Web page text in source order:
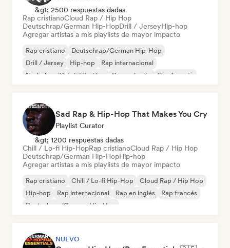
&gt; 2500 respuestas dadas
Rap cristianoCloud Rap / Hip Hop
Deutschrap/German Hip-HopDrill / JerseyHip-hop
Agregar artistas a mis playlists de mayor impacto
Rap cristiano
Deutschrap/German Hip-Hop
Drill / Jersey
Hip-hop
Rap internacional
Nederhop/Dutch Hip-Hop
Rap en inglés Rap francés
Sad Rap & Hip-Hop That Makes You Cry
Playlist Curator
&gt; 1200 respuestas dadas
Chill / Lo-fi Hip-HopRap cristianoCloud Rap / Hip Hop
Deutschrap/German Hip-HopHip-hop
Agregar artistas a mis playlists de mayor impacto
Rap cristiano Chill / Lo-fi Hip-Hop
Cloud Rap / Hip Hop
Hip-hop
Rap internacional Rap en inglés
Rap francés
Deutschrap/German Hip-Hop
NUEVO